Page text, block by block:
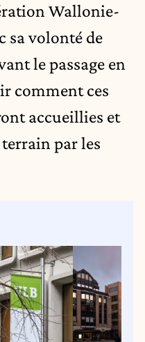
Wallonie-
sa volonté de
le passage en
comment ces
accueillies et
par les